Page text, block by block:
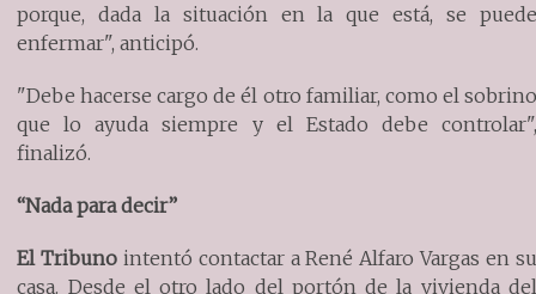
porque, dada la situación en la que está, se puede
enfermar", anticipó.
"Debe hacerse cargo de él otro familiar, como el sobrino
que lo ayuda siempre y el Estado debe controlar",
finalizó.
“Nada para decir”
El Tribuno intentó contactar a René Alfaro Vargas en su
casa. Desde el otro lado del portón de la vivienda del